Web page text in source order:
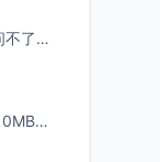
不需要这么麻烦，之所以访问不了，是由于非对称路由的问题，在爱快主路由添加一条静态路由192.168.
看到PicoClaw内存占用不到10MB这个数据真的很惊喜，确实很适合我这种想用旧设备折腾AI的小白